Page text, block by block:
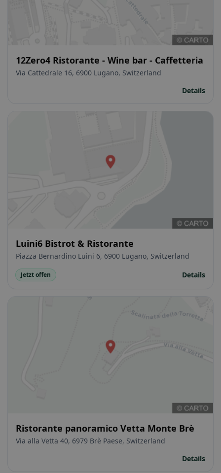
12Zero4 Ristorante - Wine bar - Caffetteria
Via Cattedrale 16, 6900 Lugano, Switzerland
Details
Luini6 Bistrot & Ristorante
Piazza Bernardino Luini 6, 6900 Lugano, Switzerland
Jetzt offen Details
Ristorante panoramico Vetta Monte Brè
Via alla Vetta 40, 6979 Brè Paese, Switzerland
Details